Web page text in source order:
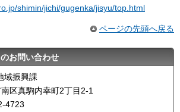
shimin/jichi/gugenka/jisyu/top.html
ページの先頭へ戻る
お問い合わせ
域振興課
区真駒内幸町2丁目2-1
4723